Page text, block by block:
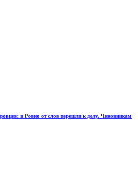
в Ровно от слов перешли к делу. Чиновникам